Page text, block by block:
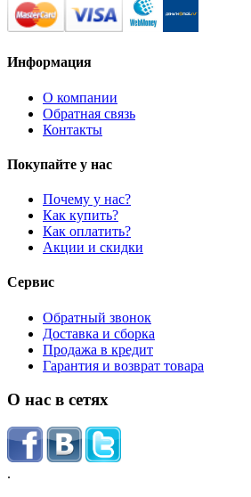
Информация
О компании
Обратная связь
Контакты
Покупайте у нас
Почему у нас?
Как купить?
Как оплатить?
Акции и скидки
Сервис
Обратный звонок
Доставка и сборка
Продажа в кредит
Гарантия и возврат товара
О нас в сетях
.